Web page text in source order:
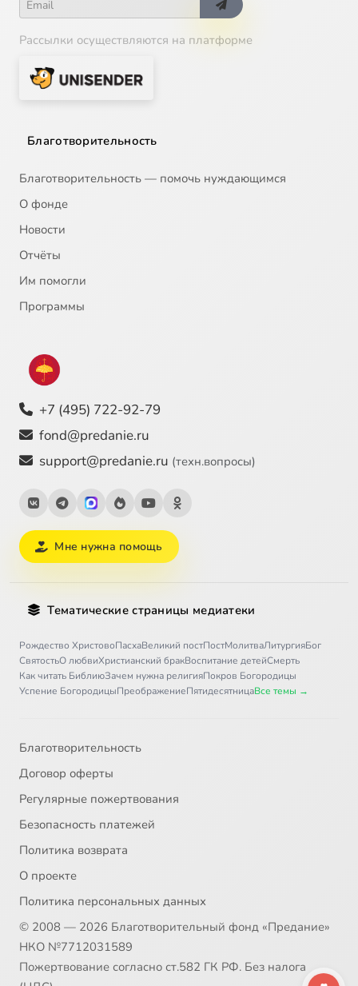
Рассылки осуществляются на платформе
Благотворительность
Благотворительность — помочь нуждающимся
О фонде
Новости
Отчёты
Им помогли
Программы
+7 (495) 722-92-79
fond@predanie.ru
support@predanie.ru (техн.вопросы)
Мне нужна помощь
Тематические страницы медиатеки
Рождество ХристовоПасхаВеликий постПостМолитваЛитургияБог
СвятостьО любвиХристианский бракВоспитание детейСмерть
Как читать БиблиюЗачем нужна религияПокров Богородицы
Успение БогородицыПреображениеПятидесятницаВсе темы →
Благотворительность
Договор оферты
Регулярные пожертвования
Безопасность платежей
Политика возврата
О проекте
Политика персональных данных
© 2008 — 2026 Благотворительный фонд «Предание»
НКО №7712031589
Пожертвование согласно ст.582 ГК РФ. Без налога